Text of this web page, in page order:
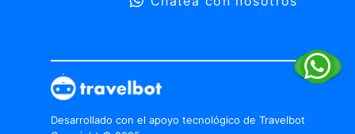
Desarrollado con el apoyo tecnológico de Travelbot